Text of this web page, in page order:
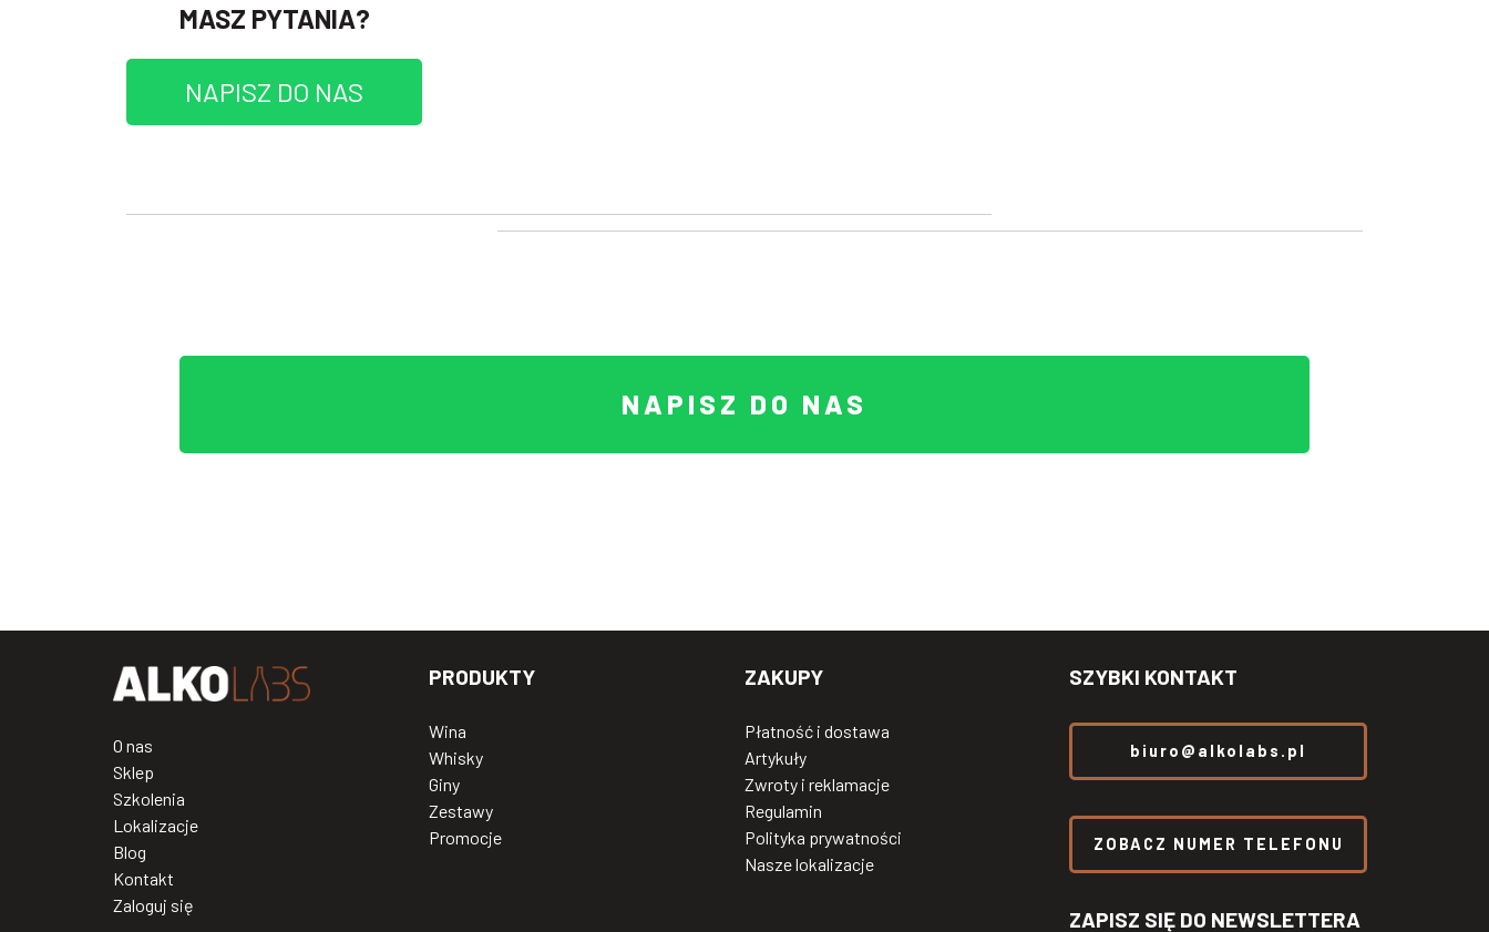
MASZ PYTANIA?
NAPISZ DO NAS
NAPISZ DO NAS
O nas
Sklep
Szkolenia
Lokalizacje
Blog
Kontakt
Zaloguj się
PRODUKTY
Wina
Whisky
Giny
Zestawy
Promocje
ZAKUPY
Płatność i dostawa
Artykuły
Zwroty i reklamacje
Regulamin
Polityka prywatności
Nasze lokalizacje
SZYBKI KONTAKT
biuro@alkolabs.pl
ZOBACZ NUMER TELEFONU
ZAPISZ SIĘ DO NEWSLETTERA